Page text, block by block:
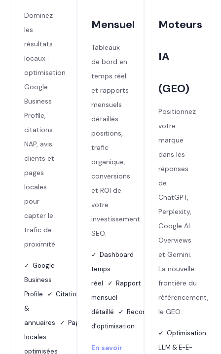
Dominez
les
résultats
locaux :
optimisation
Google
Business
Profile,
citations
NAP, avis
clients et
pages
locales
pour
capter le
trafic de
proximité.
✓ Google
Business
Profile ✓ Citations
&
annuaires ✓ Pages
locales
optimisées
Mensuel
Tableaux
de bord en
temps réel
et rapports
mensuels
détaillés :
positions,
trafic
organique,
conversions
et ROI de
votre
investissement
SEO.
✓ Dashboard
temps
réel ✓ Rapport
mensuel
détaillé ✓ Recommandations
d’optimisation
En savoir
Moteurs
IA
(GEO)
Positionnez
votre
marque
dans les
réponses
de
ChatGPT,
Perplexity,
Google AI
Overviews
et Gemini.
La nouvelle
frontière du
référencement,
le GEO.
✓ Optimisation
LLM & E-E-